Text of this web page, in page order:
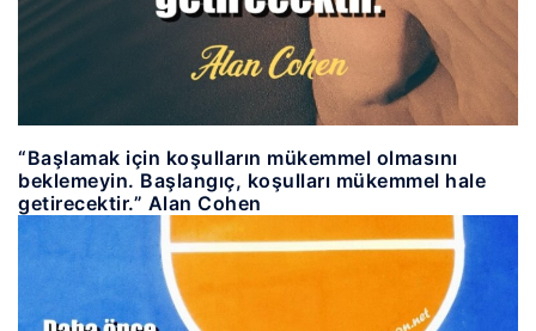
“Başlamak için koşulların mükemmel olmasını
beklemeyin. Başlangıç, koşulları mükemmel hale
getirecektir.” Alan Cohen